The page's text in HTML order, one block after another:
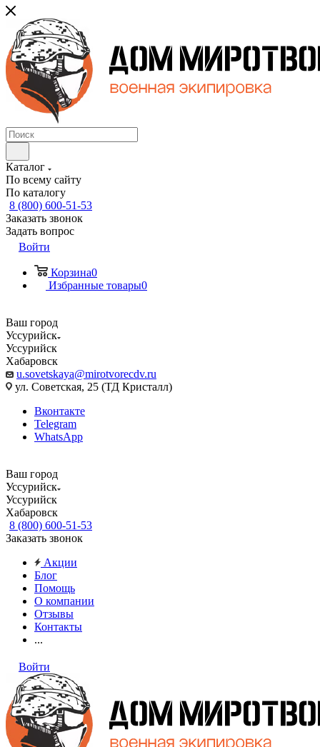
Каталог
По всему сайту
По каталогу
8 (800) 600-51-53
Заказать звонок
Задать вопрос
Войти
Корзина0
Избранные товары0
Ваш город
Уссурийск
Уссурийск
Хабаровск
u.sovetskaya@mirotvorecdv.ru
ул. Советская, 25 (ТД Кристалл)
Вконтакте
Telegram
WhatsApp
Ваш город
Уссурийск
Уссурийск
Хабаровск
8 (800) 600-51-53
Заказать звонок
Акции
Блог
Помощь
О компании
Отзывы
Контакты
...
Войти